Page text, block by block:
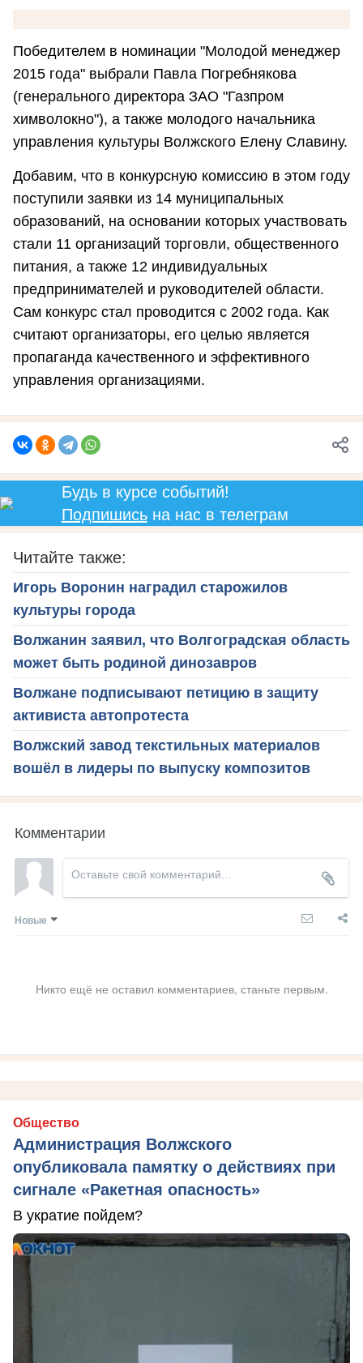
Победителем в номинации "Молодой менеджер
2015 года" выбрали Павла Погребнякова
(генерального директора ЗАО "Газпром
химволокно"), а также молодого начальника
управления культуры Волжского Елену Славину.
Добавим, что в конкурсную комиссию в этом году
поступили заявки из 14 муниципальных
образований, на основании которых участвовать
стали 11 организаций торговли, общественного
питания, а также 12 индивидуальных
предпринимателей и руководителей области.
Сам конкурс стал проводится с 2002 года. Как
считают организаторы, его целью является
пропаганда качественного и эффективного
управления организациями.
Будь в курсе событий!
Подпишисьна нас в телеграм
Читайте также:
Игорь Воронин наградил старожилов
культуры города
Волжанин заявил, что Волгоградская область
может быть родиной динозавров
Волжане подписывают петицию в защиту
активиста автопротеста
Волжский завод текстильных материалов
вошёл в лидеры по выпуску композитов
Комментарии
Новые
Никто ещё не оставил комментариев, станьте первым.
Общество
Администрация Волжского
опубликовала памятку о действиях при
сигнале «Ракетная опасность»
В укратие пойдем?